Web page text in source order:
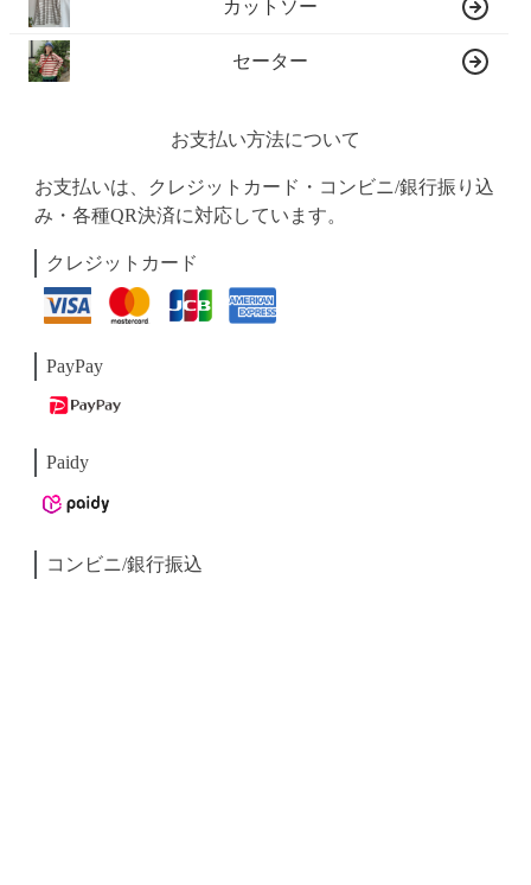
カットソー
セーター
お支払い方法について
お支払いは、クレジットカード・コンビニ/銀行振り込
み・各種QR決済に対応しています。
クレジットカード
PayPay
Paidy
コンビニ/銀行振込